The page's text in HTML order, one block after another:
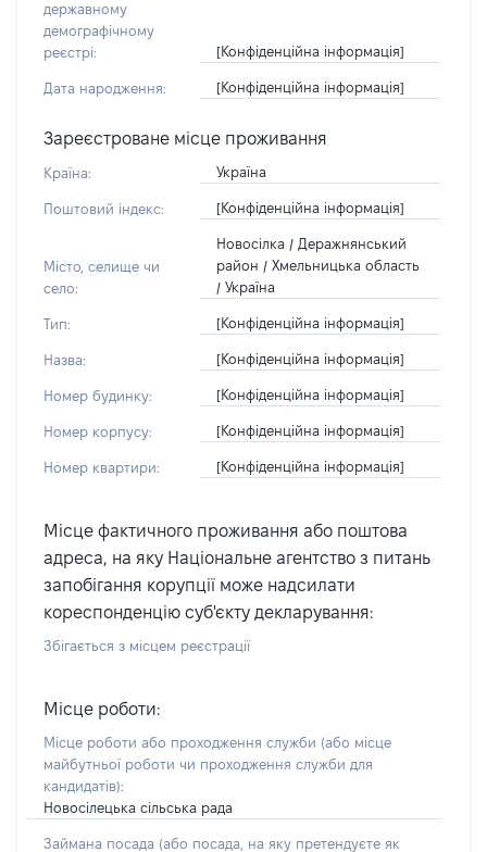
державному
демографічному
реєстрі:
[Конфіденційна інформація]
Дата народження: [Конфіденційна інформація]
Зареєстроване місце проживання
Країна: Україна
Поштовий індекс: [Конфіденційна інформація]
Місто, селище чи
село:
Новосілка / Деражнянський
район / Хмельницька область
/ Україна
Тип: [Конфіденційна інформація]
Назва: [Конфіденційна інформація]
Номер будинку: [Конфіденційна інформація]
Номер корпусу: [Конфіденційна інформація]
Номер квартири: [Конфіденційна інформація]
Місце фактичного проживання або поштова
адреса, на яку Національне агентство з питань
запобігання корупції може надсилати
кореспонденцію суб'єкту декларування:
Збігається з місцем реєстрації
Місце роботи:
Місце роботи або проходження служби (або місце
майбутньої роботи чи проходження служби для
кандидатів):
Новосілецька сільська рада
Займана посада (або посада, на яку претендуєте як